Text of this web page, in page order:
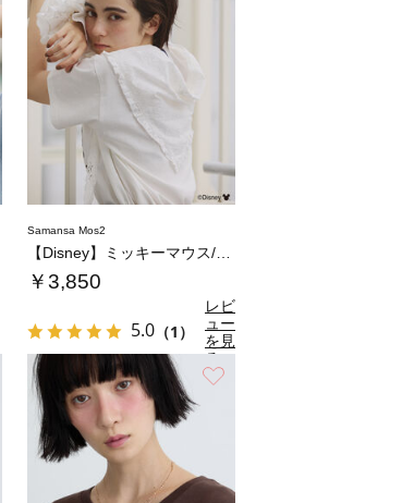
Samansa Mos2
￥3,850
5.0 （1）
レビ
ュー
を見
る
お気に入り